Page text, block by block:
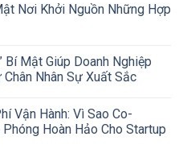
Nơi Khởi Nguồn Những Hợp
Bí Mật Giúp Doanh Nghiệp
Nhân Sự Xuất Sắc
Vận Hành: Vì Sao Co-
Hoàn Hảo Cho Startup